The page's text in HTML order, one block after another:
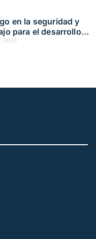
en la seguridad y
para el desarrollo y
las organizaciones
presencial – Neiva
2024